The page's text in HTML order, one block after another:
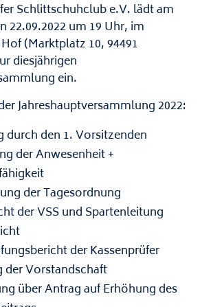
Schlittschuhclub e.V. lädt am
22.09.2022 um 19 Uhr, im
(Marktplatz 10, 94491
diesjährigen
ein.
Jahreshauptversammlung 2022:
durch den 1. Vorsitzenden
der Anwesenheit +
der Tagesordnung
der VSS und Spartenleitung
der Kassenprüfer
der Vorstandschaft
über Antrag auf Erhöhung des